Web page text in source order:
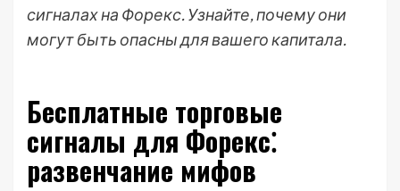
сигналах на Форекс. Узнайте, почему они
могут быть опасны для вашего капитала.
Бесплатные торговые
сигналы для Форекс⁚
развенчание мифов